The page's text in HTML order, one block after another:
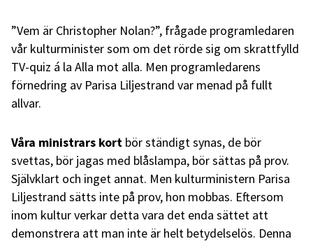
”Vem är Christopher Nolan?”, frågade programledaren
vår kulturminister som om det rörde sig om skrattfylld
TV-quiz á la Alla mot alla. Men programledarens
förnedring av Parisa Liljestrand var menad på fullt
allvar.
Våra ministrars kort bör ständigt synas, de bör
svettas, bör jagas med blåslampa, bör sättas på prov.
Självklart och inget annat. Men kulturministern Parisa
Liljestrand sätts inte på prov, hon mobbas. Eftersom
inom kultur verkar detta vara det enda sättet att
demonstrera att man inte är helt betydelselös. Denna